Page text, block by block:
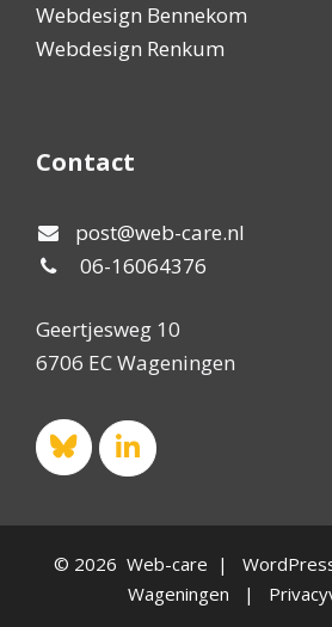
Webdesign Bennekom
Webdesign Renkum
Contact
post@web-care.nl
06-16064376
Geertjesweg 10
6706 EC Wageningen
© 2026 Web-care | WordPress
Wageningen |